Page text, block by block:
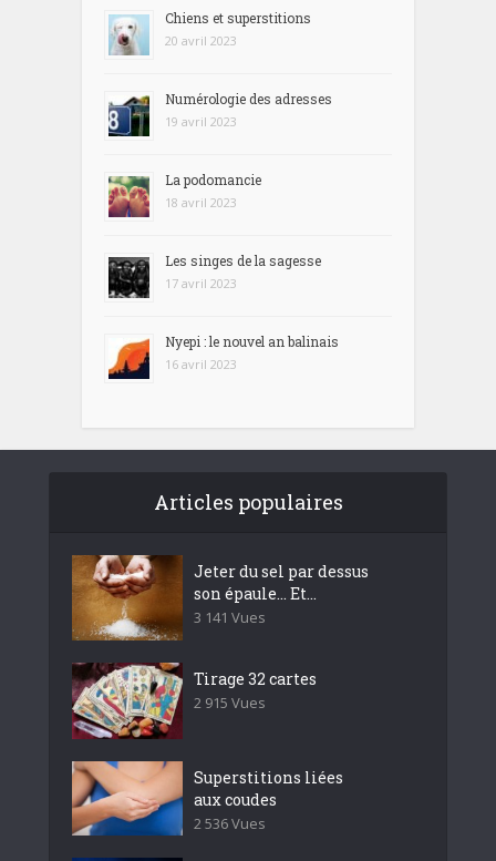
Chiens et superstitions
20 avril 2023
Numérologie des adresses
19 avril 2023
La podomancie
18 avril 2023
Les singes de la sagesse
17 avril 2023
Nyepi : le nouvel an balinais
16 avril 2023
Articles populaires
Jeter du sel par dessus
son épaule… Et...
3 141 Vues
Tirage 32 cartes
2 915 Vues
Superstitions liées
aux coudes
2 536 Vues